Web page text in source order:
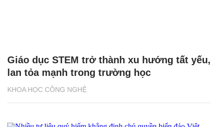
KHOA HỌC CÔNG NGHỆ
Giáo dục STEM trở thành xu hướng tất yếu,
lan tỏa mạnh trong trường học